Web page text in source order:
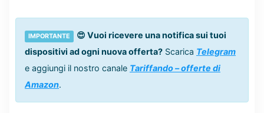
IMPORTANTE
😍 Vuoi ricevere una notifica sui tuoi
dispositivi ad ogni nuova offerta? Scarica Telegram
e aggiungi il nostro canale Tariffando – offerte di
Amazon.